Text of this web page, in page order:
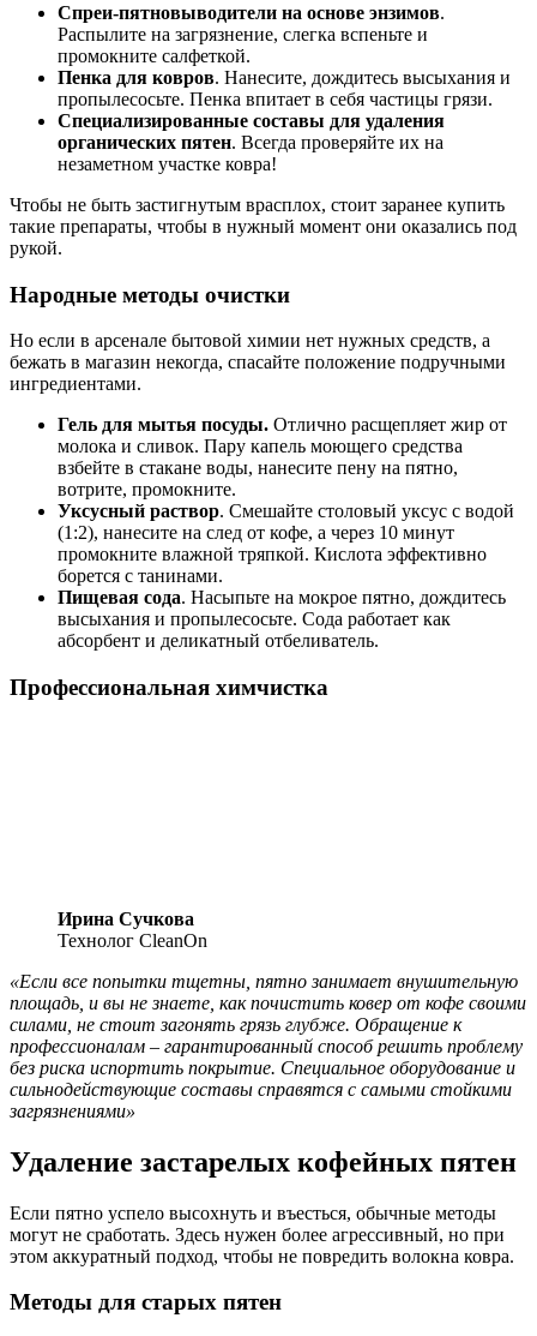
Спреи-пятновыводители на основе энзимов.
Распылите на загрязнение, слегка вспеньте и
промокните салфеткой.
Пенка для ковров. Нанесите, дождитесь высыхания и
пропылесосьте. Пенка впитает в себя частицы грязи.
Специализированные составы для удаления
органических пятен. Всегда проверяйте их на
незаметном участке ковра!
Чтобы не быть застигнутым врасплох, стоит заранее купить
такие препараты, чтобы в нужный момент они оказались под
рукой.
Народные методы очистки
Но если в арсенале бытовой химии нет нужных средств, а
бежать в магазин некогда, спасайте положение подручными
ингредиентами.
Гель для мытья посуды. Отлично расщепляет жир от
молока и сливок. Пару капель моющего средства
взбейте в стакане воды, нанесите пену на пятно,
вотрите, промокните.
Уксусный раствор. Смешайте столовый уксус с водой
(1:2), нанесите на след от кофе, а через 10 минут
промокните влажной тряпкой. Кислота эффективно
борется с танинами.
Пищевая сода. Насыпьте на мокрое пятно, дождитесь
высыхания и пропылесосьте. Сода работает как
абсорбент и деликатный отбеливатель.
Профессиональная химчистка
Ирина Сучкова
Технолог CleanOn
«Если все попытки тщетны, пятно занимает внушительную
площадь, и вы не знаете, как почистить ковер от кофе своими
силами, не стоит загонять грязь глубже. Обращение к
профессионалам – гарантированный способ решить проблему
без риска испортить покрытие. Специальное оборудование и
сильнодействующие составы справятся с самыми стойкими
загрязнениями»
Удаление застарелых кофейных пятен
Если пятно успело высохнуть и въесться, обычные методы
могут не сработать. Здесь нужен более агрессивный, но при
этом аккуратный подход, чтобы не повредить волокна ковра.
Методы для старых пятен